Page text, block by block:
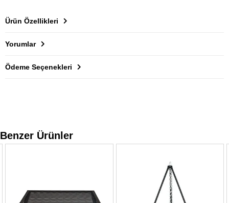
Ürün Özellikleri
Yorumlar
Ödeme Seçenekleri
Benzer Ürünler